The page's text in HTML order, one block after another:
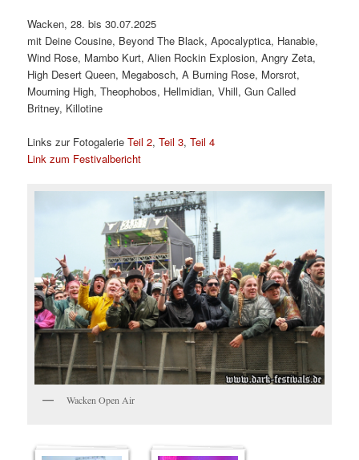
Wacken, 28. bis 30.07.2025
mit Deine Cousine, Beyond The Black, Apocalyptica, Hanabie,
Wind Rose, Mambo Kurt, Alien Rockin Explosion, Angry Zeta,
High Desert Queen, Megabosch, A Burning Rose, Morsrot,
Mourning High, Theophobos, Hellmidian, Vhill, Gun Called
Britney, Killotine
Links zur FotogalerieTeil 2,Teil 3,Teil 4
Link zum Festivalbericht
Wacken Open Air